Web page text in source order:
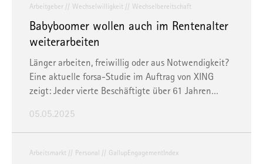
Arbeitgeber Wechselwilligkeit Wechselbereitschaft
Babyboomer wollen auch im Rentenalter
weiterarbeiten
Länger arbeiten, freiwillig oder aus Notwendigkeit?
Eine aktuelle forsa-Studie im Auftrag von XING
zeigt: Jeder vierte Beschäftigte über 61 Jahren…
05.05.2025
Arbeitsmarkt Personal GallupEngagementIndex